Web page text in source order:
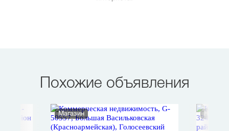
Похожие объявления
Магазин